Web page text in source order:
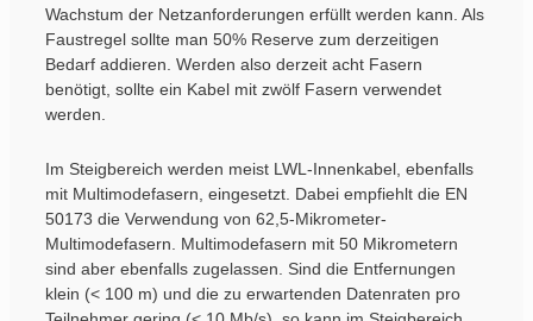
Wachstum der Netzanforderungen erfüllt werden kann. Als
Faustregel sollte man 50% Reserve zum derzeitigen
Bedarf addieren. Werden also derzeit acht Fasern
benötigt, sollte ein Kabel mit zwölf Fasern verwendet
werden.
Im Steigbereich werden meist LWL-Innenkabel, ebenfalls
mit Multimodefasern, eingesetzt. Dabei empfiehlt die EN
50173 die Verwendung von 62,5-Mikrometer-
Multimodefasern. Multimodefasern mit 50 Mikrometern
sind aber ebenfalls zugelassen. Sind die Entfernungen
klein (< 100 m) und die zu erwartenden Datenraten pro